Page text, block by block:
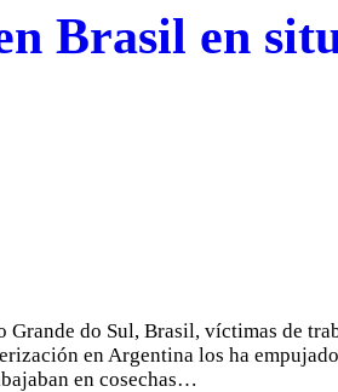
Brasil en
Grande do Sul, Brasil, víctimas de
en Argentina los ha
en cosechas…